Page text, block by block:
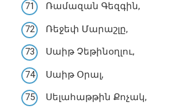
Ռամազան Գեզգին,
Ռեջեփ Մարաշլը,
Սաիթ Չեթինօղլու,
Սաիթ Օրալ,
Սելահաթթին Քոչակ,